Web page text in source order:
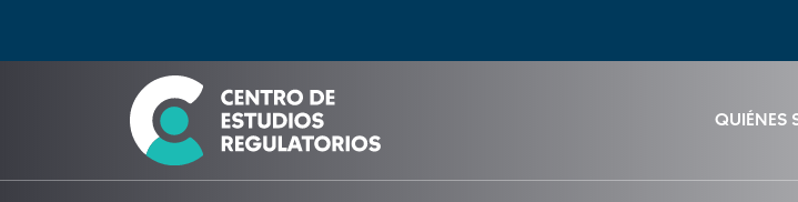
QUIÉNES
Seleccione país
Buscar